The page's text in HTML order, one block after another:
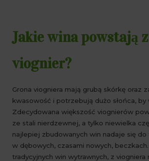
Jakie wina powstają
viognier?
Grona viogniera mają grubą skórkę oraz
kwasowość i potrzebują dużo słońca, by
Zdecydowana większość viognierów
ze stali nierdzewnej, a tylko niewielka
najlepiej zbudowanych win nadaje się
w dębowych, czasami nowych,
tradycyjnych win wytrawnych, z viogniera